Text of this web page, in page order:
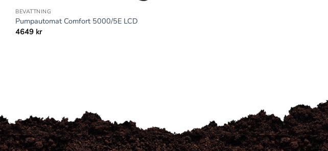
BEVATTNING
Pumpautomat Comfort 5000/5E LCD
4649 kr